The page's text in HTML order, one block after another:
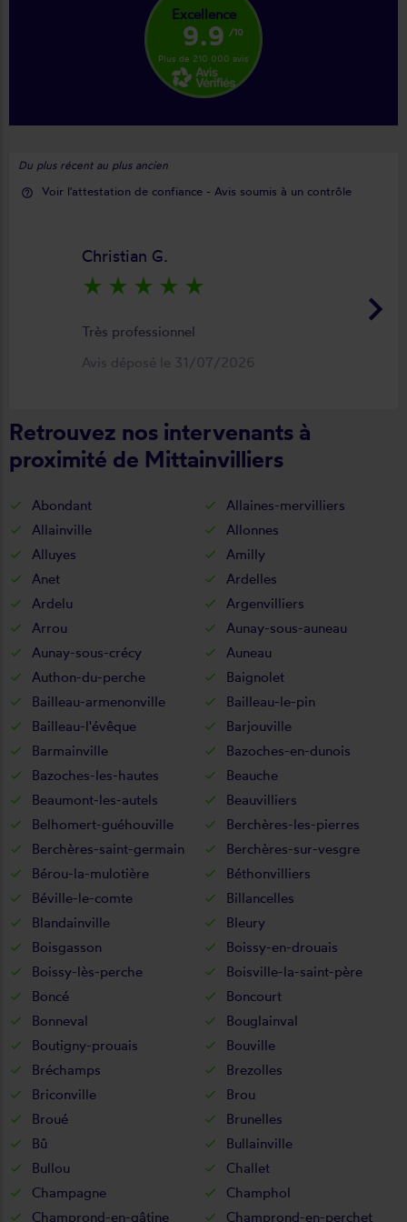
Excellence
9.9 /10
Plus de 210 000 avis
Du plus récent au plus ancien
help_outline Voir l'attestation de confiance - Avis soumis à un contrôle
keyboard_arrow_right
Christian G.
star_rate star_rate star_rate star_rate star_rate
Très professionnel
Avis déposé le 31/07/2026
Retrouvez nos intervenants à
proximité de Mittainvilliers
Abondant
Allaines-mervilliers
Allainville
Allonnes
Alluyes
Amilly
Anet
Ardelles
Ardelu
Argenvilliers
Arrou
Aunay-sous-auneau
Aunay-sous-crécy
Auneau
Authon-du-perche
Baignolet
Bailleau-armenonville
Bailleau-le-pin
Bailleau-l'évêque
Barjouville
Barmainville
Bazoches-en-dunois
Bazoches-les-hautes
Beauche
Beaumont-les-autels
Beauvilliers
Belhomert-guéhouville
Berchères-les-pierres
Berchères-saint-germain
Berchères-sur-vesgre
Bérou-la-mulotière
Béthonvilliers
Béville-le-comte
Billancelles
Blandainville
Bleury
Boisgasson
Boissy-en-drouais
Boissy-lès-perche
Boisville-la-saint-père
Boncé
Boncourt
Bonneval
Bouglainval
Boutigny-prouais
Bouville
Bréchamps
Brezolles
Briconville
Brou
Broué
Brunelles
Bû
Bullainville
Bullou
Challet
Champagne
Champhol
Champrond-en-gâtine
Champrond-en-perchet